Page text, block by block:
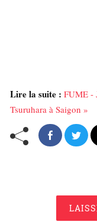
Lire la suite : FUME -
Tsuruhara à Saigon »